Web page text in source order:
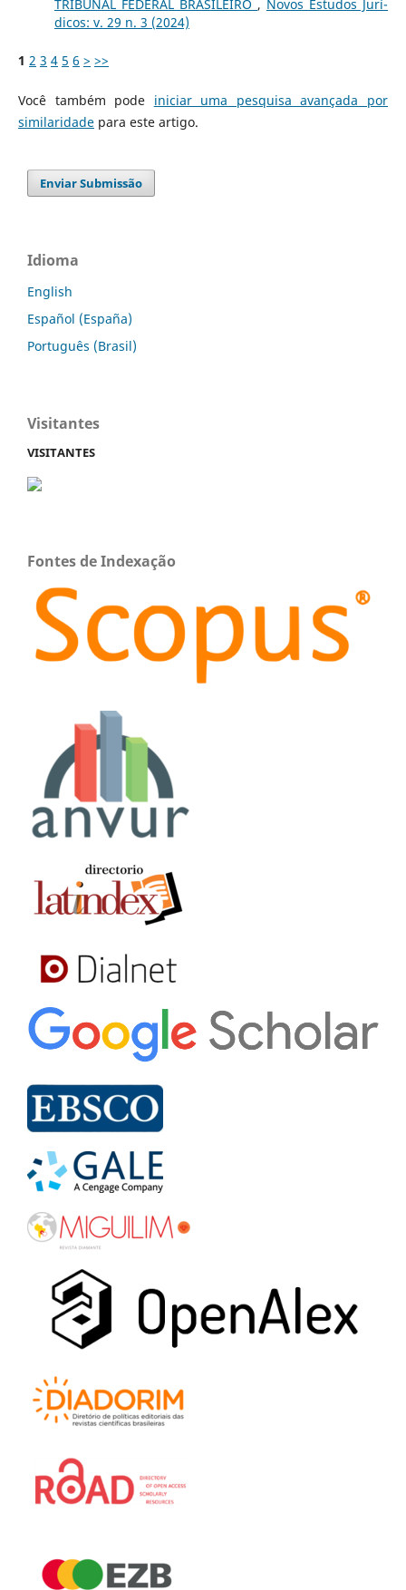
TRIBUNAL FEDERAL BRASILEIRO , Novos Estudos Jurí­
dicos: v. 29 n. 3 (2024)
1 2 3 4 5 6 > >>
Você também pode iniciar uma pesquisa avançada por
similaridadepara este artigo.
Enviar Submissão
Idioma
English
Español (España)
Português (Brasil)
Visitantes
VISITANTES
Fontes de Indexação